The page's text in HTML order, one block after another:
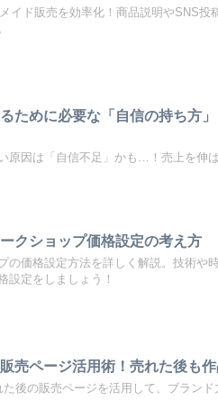
イド販売を効率化！商品説明やSNS投
ために必要な「自信の持ち方
原因は「自信不足」かも…！売上を伸
クショップ価格設定の考え方
の価格設定方法を詳しく解説。技術や
設定をしましょう！
売ページ活用術！売れた後も
後の販売ページを活用して、ブラン